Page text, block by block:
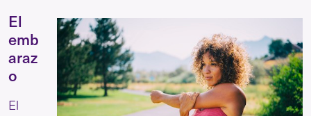
El
emb
araz
o
El